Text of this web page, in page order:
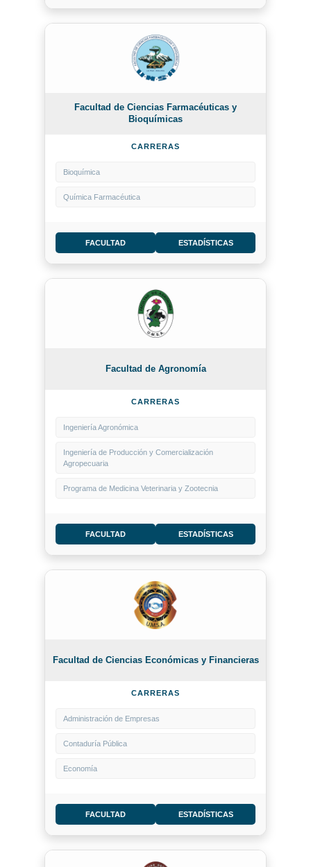
Facultad de Ciencias Farmacéuticas y
Bioquímicas
CARRERAS
Bioquímica
Química Farmacéutica
FACULTAD ESTADÍSTICAS
Facultad de Agronomía
CARRERAS
Ingeniería Agronómica
Ingeniería de Producción y Comercialización
Agropecuaria
Programa de Medicina Veterinaria y Zootecnia
FACULTAD ESTADÍSTICAS
Facultad de Ciencias Económicas y Financieras
CARRERAS
Administración de Empresas
Contaduría Pública
Economía
FACULTAD ESTADÍSTICAS